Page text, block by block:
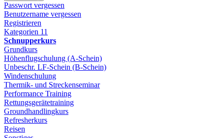
Passwort vergessen
Benutzername vergessen
Registrieren
Kategorien 11
Schnupperkurs
Grundkurs
Höhenflugschulung (A-Schein)
Unbeschr. LF-Schein (B-Schein)
Windenschulung
Thermik- und Streckenseminar
Performance Training
Rettungsgerätetraining
Groundhandlingkurs
Refresherkurs
Reisen